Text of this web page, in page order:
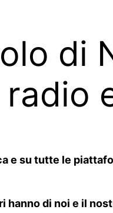
di
su tutte le
hanno di noi e il